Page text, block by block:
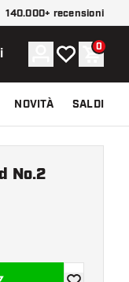
140.000+ recensioni
Account
La mia lista
0
NOVITÀ SALDI
No.2